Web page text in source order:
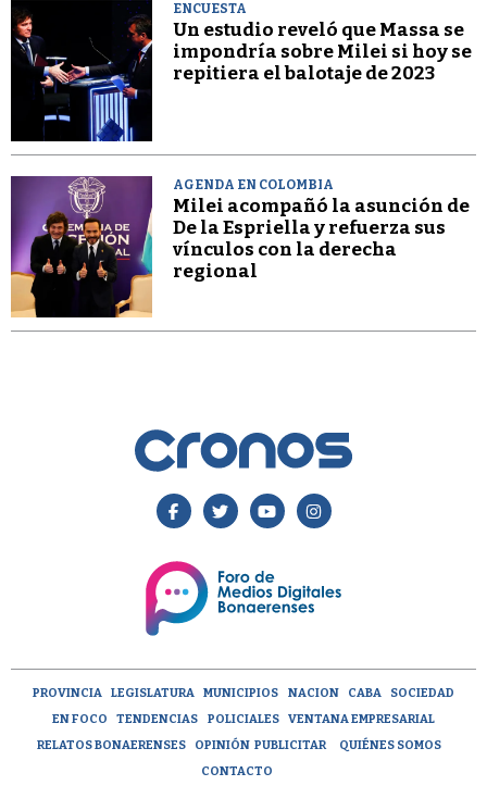
ENCUESTA
Un estudio reveló que Massa se
impondría sobre Milei si hoy se
repitiera el balotaje de 2023
AGENDA EN COLOMBIA
Milei acompañó la asunción de
De la Espriella y refuerza sus
vínculos con la derecha
regional
PROVINCIA LEGISLATURA MUNICIPIOS NACION CABA
SOCIEDAD
EN FOCO
TENDENCIAS POLICIALES
VENTANA EMPRESARIAL
RELATOS BONAERENSES
OPINIÓN PUBLICITAR
QUIÉNES SOMOS
CONTACTO